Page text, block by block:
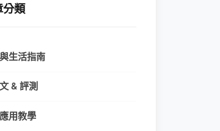
分類
生活指南
& 評測
用教學